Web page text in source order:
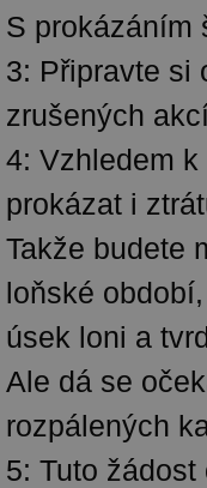
S prokázáním
3: Připravte si
zrušených
4: Vzhledem
prokázat i
Takže budete
loňské
úsek loni a
Ale dá se
rozpálených
5: Tuto